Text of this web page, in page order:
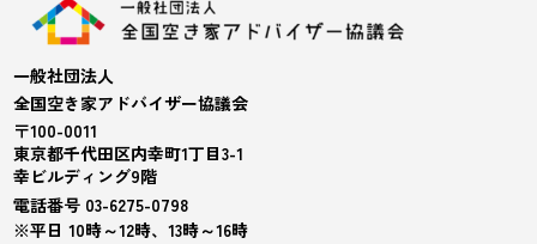
一般社団法人
全国空き家アドバイザー協議会
〒100-0011
東京都千代田区内幸町1丁目3-1
幸ビルディング9階
電話番号 03-6275-0798
※平日 10時～12時、13時～16時